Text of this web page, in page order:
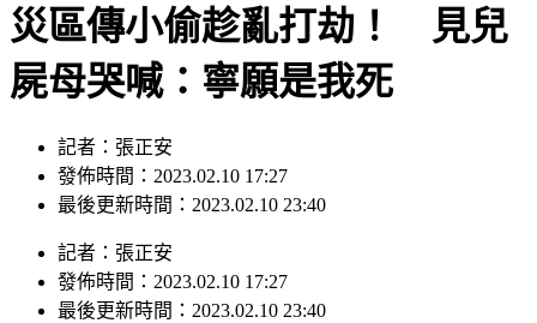
災區傳小偷趁亂打劫！ 見兒
屍母哭喊：寧願是我死
記者：張正安
發佈時間：2023.02.10 17:27
最後更新時間：2023.02.10 23:40
記者 ： 張正安
發佈時間： 2023.02.10 17:27
最後更新時間： 2023.02.10 23:40